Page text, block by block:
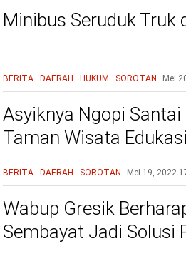
Minibus Seruduk Truk
BERITA DAERAH HUKUM SOROTAN Mei
Asyiknya Ngopi
Taman Wisata
BERITA DAERAH SOROTAN Mei 19, 2022
Wabup Gresik
Sembayat Jadi Solusi